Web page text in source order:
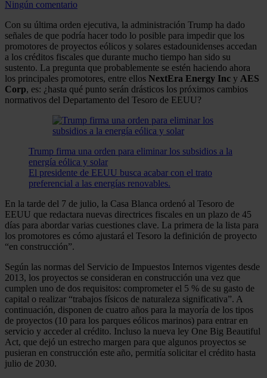
Ningún comentario
Con su última orden ejecutiva, la administración Trump ha dado
señales de que podría hacer todo lo posible para impedir que los
promotores de proyectos eólicos y solares estadounidenses accedan
a los créditos fiscales que durante mucho tiempo han sido su
sustento. La pregunta que probablemente se estén haciendo ahora
los principales promotores, entre ellos NextEra Energy Inc y AES
Corp, es: ¿hasta qué punto serán drásticos los próximos cambios
normativos del Departamento del Tesoro de EEUU?
Trump firma una orden para eliminar los subsidios a la
energía eólica y solar
El presidente de EEUU busca acabar con el trato
preferencial a las energías renovables.
En la tarde del 7 de julio, la Casa Blanca ordenó al Tesoro de
EEUU que redactara nuevas directrices fiscales en un plazo de 45
días para abordar varias cuestiones clave. La primera de la lista para
los promotores es cómo ajustará el Tesoro la definición de proyecto
“en construcción”.
Según las normas del Servicio de Impuestos Internos vigentes desde
2013, los proyectos se consideran en construcción una vez que
cumplen uno de dos requisitos: comprometer el 5 % de su gasto de
capital o realizar “trabajos físicos de naturaleza significativa”. A
continuación, disponen de cuatro años para la mayoría de los tipos
de proyectos (10 para los parques eólicos marinos) para entrar en
servicio y acceder al crédito. Incluso la nueva ley One Big Beautiful
Act, que dejó un estrecho margen para que algunos proyectos se
pusieran en construcción este año, permitía solicitar el crédito hasta
julio de 2030.